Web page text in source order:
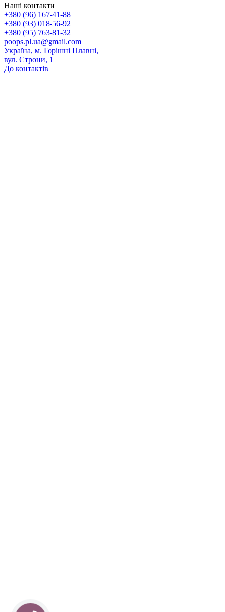
Наші контакти
+380 (96) 167-41-88
+380 (93) 018-56-92
+380 (95) 763-81-32
poops.pl.ua@gmail.com
Україна, м. Горішні Плавні,
вул. Строни, 1
До контактів